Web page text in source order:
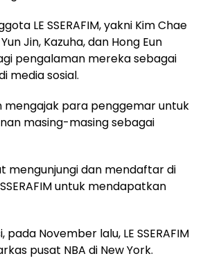
LE SSERAFIM, yakni Kim Chae
Jin, Kazuha, dan Hong Eun
pengalaman mereka sebagai
media sosial.
mengajak para penggemar untuk
masing-masing sebagai
mengunjungi dan mendaftar di
untuk mendapatkan
November lalu, LE SSERAFIM
pusat NBA di New York.